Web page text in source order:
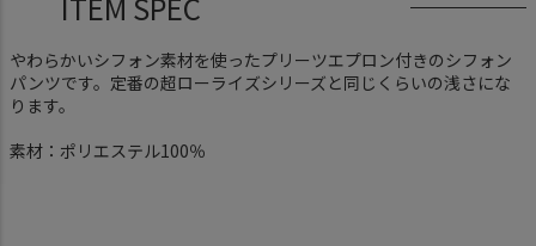
やわらかいシフォン素材を使ったプリーツエプロン付きのシフォン
パンツです。定番の超ローライズシリーズと同じくらいの浅さにな
ります。
素材：ポリエステル100％